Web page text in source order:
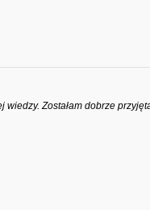
Zostałam dobrze